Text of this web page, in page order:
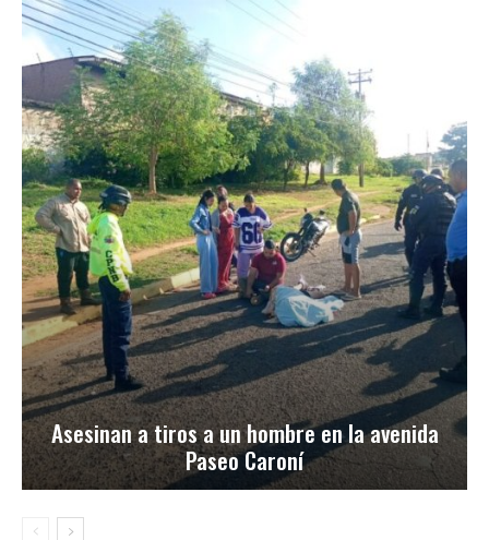
Asesinan a tiros a un hombre en la avenida
Paseo Caroní